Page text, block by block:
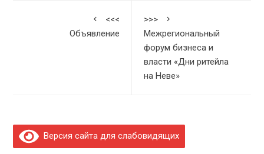
<<<
Объявление
>>>
Межрегиональный
форум бизнеса и
власти «Дни ритейла
на Неве»
Версия сайта для слабовидящих